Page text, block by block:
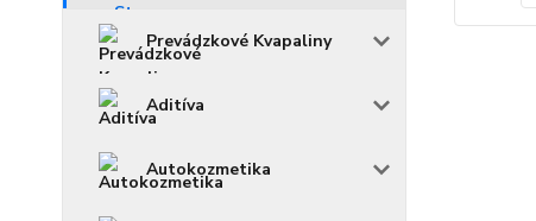
Prevádzkové Kvapaliny
Aditíva
Autokozmetika